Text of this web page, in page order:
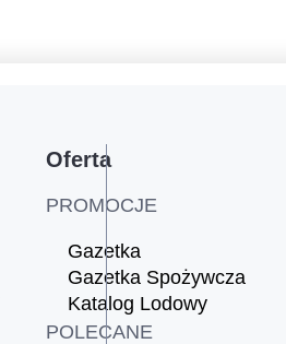
Oferta
PROMOCJE
Gazetka
Gazetka Spożywcza
Katalog Lodowy
POLECANE